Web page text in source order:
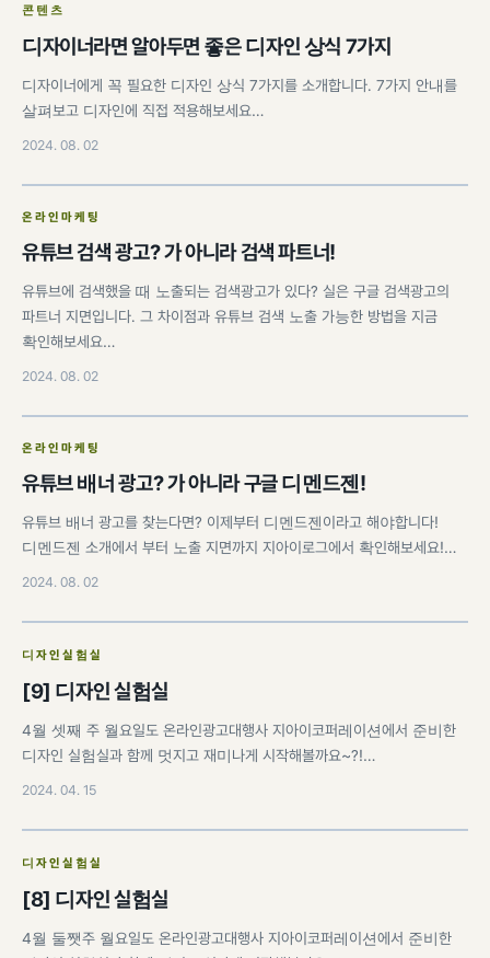
콘텐츠
디자이너라면 알아두면 좋은 디자인 상식 7가지
디자이너에게 꼭 필요한 디자인 상식 7가지를 소개합니다. 7가지 안내를
살펴보고 디자인에 직접 적용해보세요…
2024. 08. 02
온라인마케팅
유튜브 검색 광고? 가 아니라 검색 파트너!
유튜브에 검색했을 때 노출되는 검색광고가 있다? 실은 구글 검색광고의
파트너 지면입니다. 그 차이점과 유튜브 검색 노출 가능한 방법을 지금
확인해보세요…
2024. 08. 02
온라인마케팅
유튜브 배너 광고? 가 아니라 구글 디멘드젠!
유튜브 배너 광고를 찾는다면? 이제부터 디멘드젠이라고 해야합니다!
디멘드젠 소개에서 부터 노출 지면까지 지아이로그에서 확인해보세요!…
2024. 08. 02
디자인실험실
[9] 디자인 실험실
4월 셋째 주 월요일도 온라인광고대행사 지아이코퍼레이션에서 준비한
디자인 실험실과 함께 멋지고 재미나게 시작해볼까요~?!…
2024. 04. 15
디자인실험실
[8] 디자인 실험실
4월 둘쨋주 월요일도 온라인광고대행사 지아이코퍼레이션에서 준비한